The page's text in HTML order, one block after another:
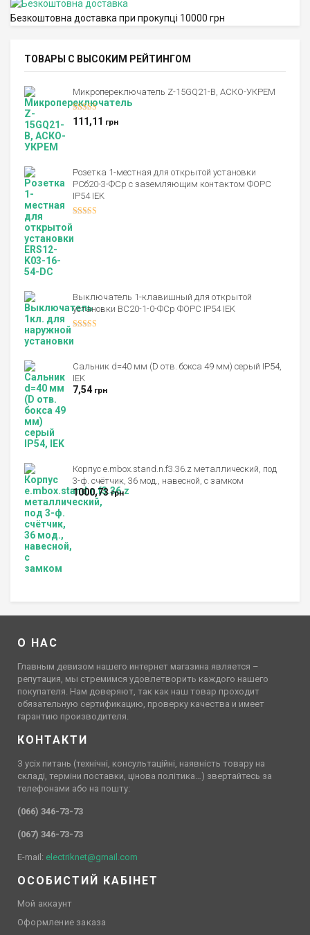
Безкоштовна доставка при прокупці 10000 грн
ТОВАРЫ С ВЫСОКИМ РЕЙТИНГОМ
Микропереключатель Z-15GQ21-B, АСКО-УКРЕМ
Оценка5.00
из 5
111,11 грн
Розетка 1-местная для открытой установки
РСб20-3-ФСр с заземляющим контактом ФОРС
IP54 IEK
Выключатель 1-клавишный для открытой
установки ВС20-1-0-ФСр ФОРС IP54 IEK
4.00
Сальник d=40 мм (D отв. бокса 49 мм) серый IP54,
IEK
7,54 грн
Корпус e.mbox.stand.n.f3.36.z металлический, под
3-ф. счётчик, 36 мод., навесной, с замком
1000,73грн
О НАС
Главным девизом нашего интернет магазина является –
репутация, мы стремимся удовлетворить каждого нашего
покупателя. Нам доверяют, так как наш товар проходит
обязательную сертификацию, проверку качества и имеет
гарантию производителя.
КОНТАКТИ
З усіх питань (технічні, консультаційні, наявність товару на
складі, терміни поставки, цінова політика…) звертайтесь за
телефонами або на пошту:
(066) 346-73-73
(067) 346-73-73
E-mail: electriknet@gmail.com
ОСОБИСТИЙ КАБІНЕТ
Мой аккаунт
Оформление заказа